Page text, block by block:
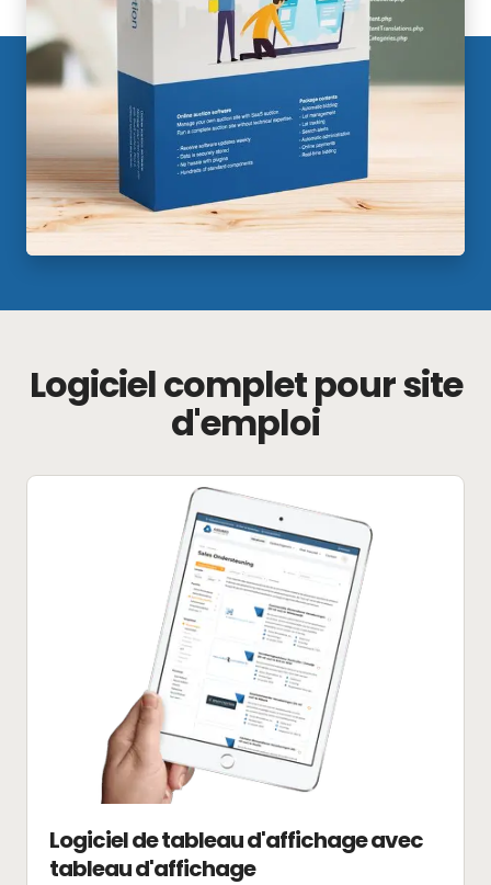
Logiciel complet pour site
d'emploi
Logiciel de tableau d'affichage avec
tableau d'affichage